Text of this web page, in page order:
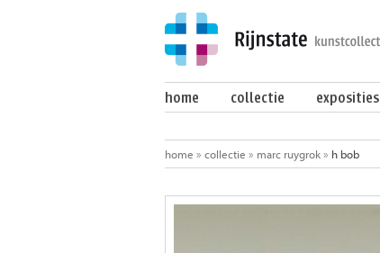
home collectie exposities
home » collectie » marc ruygrok» h bob